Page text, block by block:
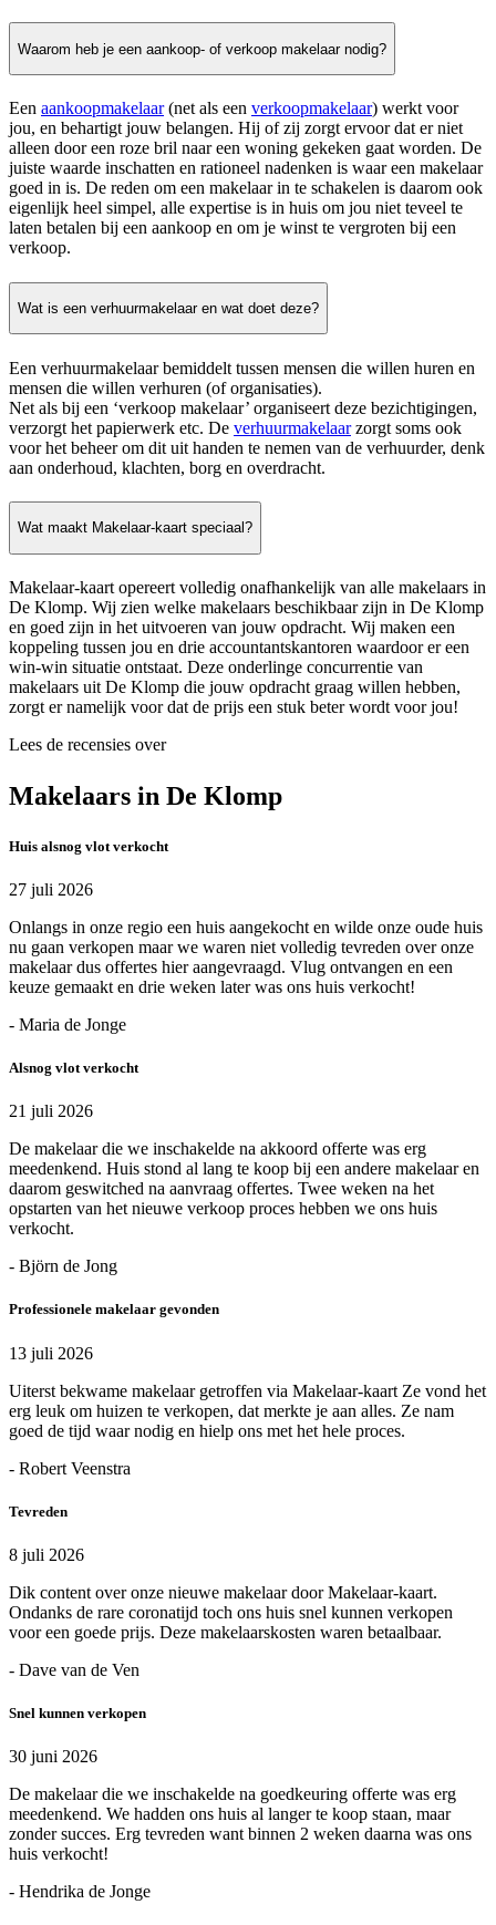
Waarom heb je een aankoop- of verkoop makelaar nodig?
Een aankoopmakelaar(net als een verkoopmakelaar) werkt voor
jou, en behartigt jouw belangen. Hij of zij zorgt ervoor dat er niet
alleen door een roze bril naar een woning gekeken gaat worden. De
juiste waarde inschatten en rationeel nadenken is waar een makelaar
goed in is. De reden om een makelaar in te schakelen is daarom ook
eigenlijk heel simpel, alle expertise is in huis om jou niet teveel te
laten betalen bij een aankoop en om je winst te vergroten bij een
verkoop.
Wat is een verhuurmakelaar en wat doet deze?
Een verhuurmakelaar bemiddelt tussen mensen die willen huren en
mensen die willen verhuren (of organisaties).
Net als bij een ‘verkoop makelaar’ organiseert deze bezichtigingen,
verzorgt het papierwerk etc. De verhuurmakelaarzorgt soms ook
voor het beheer om dit uit handen te nemen van de verhuurder, denk
aan onderhoud, klachten, borg en overdracht.
Wat maakt Makelaar-kaart speciaal?
Makelaar-kaart opereert volledig onafhankelijk van alle makelaars in
De Klomp. Wij zien welke makelaars beschikbaar zijn in De Klomp
en goed zijn in het uitvoeren van jouw opdracht. Wij maken een
koppeling tussen jou en drie accountantskantoren waardoor er een
win-win situatie ontstaat. Deze onderlinge concurrentie van
makelaars uit De Klomp die jouw opdracht graag willen hebben,
zorgt er namelijk voor dat de prijs een stuk beter wordt voor jou!
Lees de recensies over
Makelaars in De Klomp
Huis alsnog vlot verkocht
27 juli 2026
Onlangs in onze regio een huis aangekocht en wilde onze oude huis
nu gaan verkopen maar we waren niet volledig tevreden over onze
makelaar dus offertes hier aangevraagd. Vlug ontvangen en een
keuze gemaakt en drie weken later was ons huis verkocht!
- Maria de Jonge
Alsnog vlot verkocht
21 juli 2026
De makelaar die we inschakelde na akkoord offerte was erg
meedenkend. Huis stond al lang te koop bij een andere makelaar en
daarom geswitched na aanvraag offertes. Twee weken na het
opstarten van het nieuwe verkoop proces hebben we ons huis
verkocht.
- Björn de Jong
Professionele makelaar gevonden
13 juli 2026
Uiterst bekwame makelaar getroffen via Makelaar-kaart Ze vond het
erg leuk om huizen te verkopen, dat merkte je aan alles. Ze nam
goed de tijd waar nodig en hielp ons met het hele proces.
- Robert Veenstra
Tevreden
8 juli 2026
Dik content over onze nieuwe makelaar door Makelaar-kaart.
Ondanks de rare coronatijd toch ons huis snel kunnen verkopen
voor een goede prijs. Deze makelaarskosten waren betaalbaar.
- Dave van de Ven
Snel kunnen verkopen
30 juni 2026
De makelaar die we inschakelde na goedkeuring offerte was erg
meedenkend. We hadden ons huis al langer te koop staan, maar
zonder succes. Erg tevreden want binnen 2 weken daarna was ons
huis verkocht!
- Hendrika de Jonge